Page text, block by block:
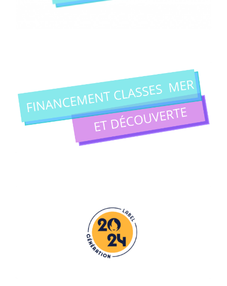
NOTE TECHNIQUE
JE RECENSE MON ACTION
TOUTE L’ACTUALITÉ
PAGE FACEBOOK